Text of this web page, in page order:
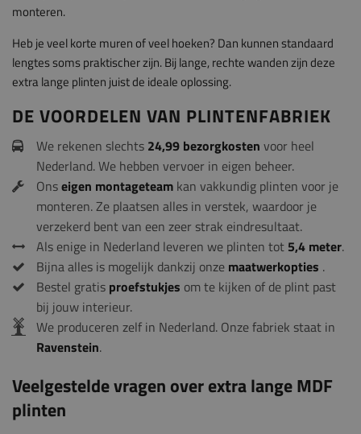
monteren.
Heb je veel korte muren of veel hoeken? Dan kunnen standaard
lengtes soms praktischer zijn. Bij lange, rechte wanden zijn deze
extra lange plinten juist de ideale oplossing.
DE VOORDELEN VAN PLINTENFABRIEK
We rekenen slechts 24,99 bezorgkosten voor heel
Nederland. We hebben vervoer in eigen beheer.
Onseigen montageteam kan vakkundig plinten voor je
monteren. Ze plaatsen alles in verstek, waardoor je
verzekerd bent van een zeer strak eindresultaat.
Als enige in Nederland leveren we plinten tot 5,4 meter.
Bijna alles is mogelijk dankzij onze maatwerkopties .
Bestel gratis proefstukjes om te kijken of de plint past
bij jouw interieur.
We produceren zelf in Nederland. Onze fabriek staat in
Ravenstein.
Veelgestelde vragen over extra lange MDF
plinten